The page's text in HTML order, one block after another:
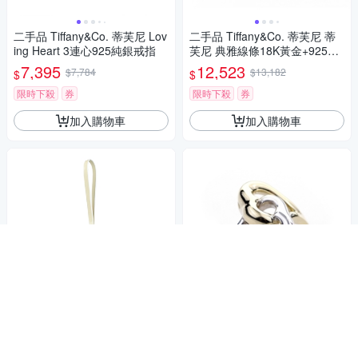
二手品 Tiffany&Co. 蒂芙尼 Lov
ing Heart 3連心925純銀戒指
$7,395 $7,784
限時下殺
券
加入購物車
二手品 Tiffany&Co. 蒂芙尼 蒂
芙尼 典雅線條18K黃金+925純
銀中性寬版戒指
$12,523 $13,182
限時下殺
券
加入購物車